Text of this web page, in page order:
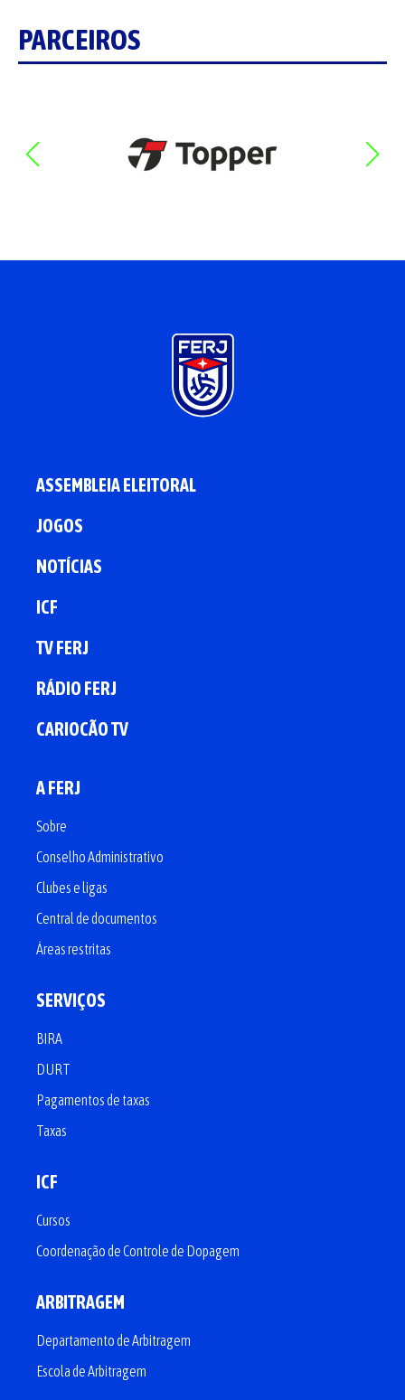
PARCEIROS
ASSEMBLEIA ELEITORAL
JOGOS
NOTÍCIAS
ICF
TV FERJ
RÁDIO FERJ
CARIOCÃO TV
A FERJ
Sobre
Conselho Administrativo
Clubes e ligas
Central de documentos
Áreas restritas
SERVIÇOS
BIRA
DURT
Pagamentos de taxas
Taxas
ICF
Cursos
Coordenação de Controle de Dopagem
ARBITRAGEM
Departamento de Arbitragem
Escola de Arbitragem